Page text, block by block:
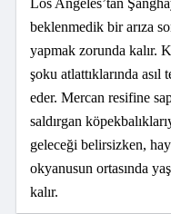
Los Angeles’tan
beklenmedik bir arıza
yapmak zorunda kalır.
şoku atlattıklarında asıl
eder. Mercan resifine
saldırgan
geleceği belirsizken,
okyanusun ortasında
kalır.